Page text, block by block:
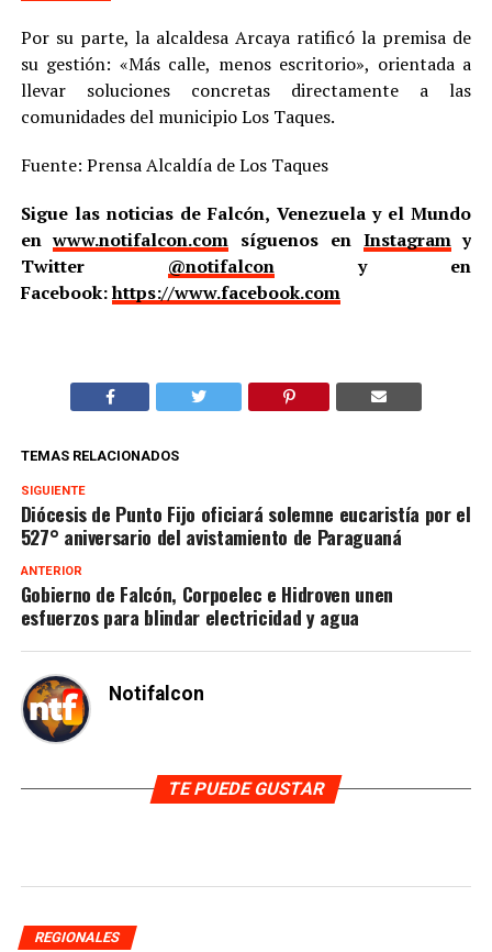
Por su parte, la alcaldesa Arcaya ratificó la premisa de
su gestión: «Más calle, menos escritorio», orientada a
llevar soluciones concretas directamente a las
comunidades del municipio Los Taques.
Fuente: Prensa Alcaldía de Los Taques
Sigue las noticias de Falcón, Venezuela y el Mundo
enwww.notifalcon.com síguenos en Instagramy
Twitter @notifalcony en
Facebook:https://www.facebook.com
TEMAS RELACIONADOS
SIGUIENTE
Diócesis de Punto Fijo oficiará solemne eucaristía por el
527° aniversario del avistamiento de Paraguaná
ANTERIOR
Gobierno de Falcón, Corpoelec e Hidroven unen
esfuerzos para blindar electricidad y agua
Notifalcon
TE PUEDE GUSTAR
REGIONALES